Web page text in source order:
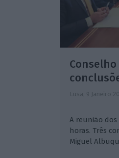
Lusa, 9 Janeiro
A reunião
horas. Três
Miguel